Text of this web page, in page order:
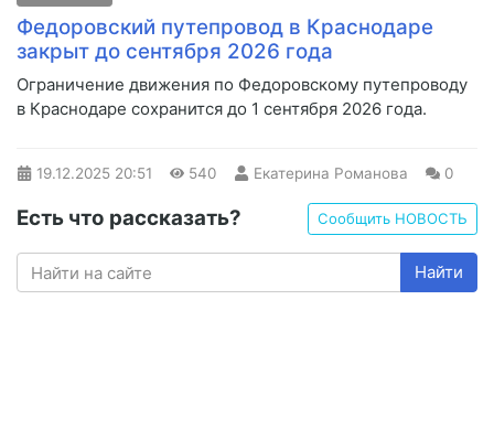
Федоровский путепровод в Краснодаре
закрыт до сентября 2026 года
Ограничение движения по Федоровскому путепроводу
в Краснодаре сохранится до 1 сентября 2026 года.
19.12.2025 20:51 540 Екатерина Романова 0
Есть что рассказать? Сообщить НОВОСТЬ
Найти